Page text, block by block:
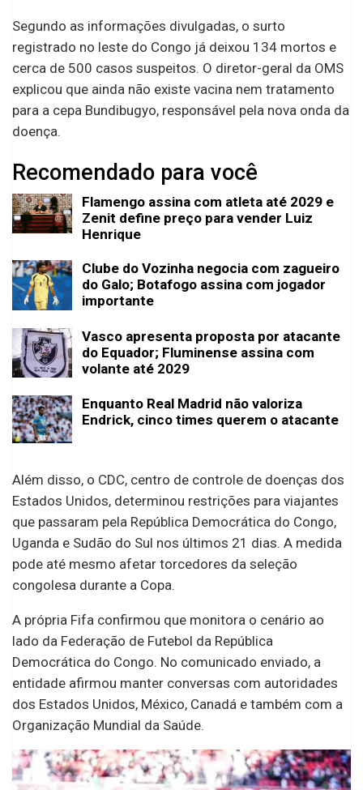
Segundo as informações divulgadas, o surto
registrado no leste do Congo já deixou 134 mortos e
cerca de 500 casos suspeitos. O diretor-geral da OMS
explicou que ainda não existe vacina nem tratamento
para a cepa Bundibugyo, responsável pela nova onda da
doença.
Recomendado para você
Flamengo assina com atleta até 2029 e
Zenit define preço para vender Luiz
Henrique
Clube do Vozinha negocia com zagueiro
do Galo; Botafogo assina com jogador
importante
Vasco apresenta proposta por atacante
do Equador; Fluminense assina com
volante até 2029
Enquanto Real Madrid não valoriza
Endrick, cinco times querem o atacante
Além disso, o CDC, centro de controle de doenças dos
Estados Unidos, determinou restrições para viajantes
que passaram pela República Democrática do Congo,
Uganda e Sudão do Sul nos últimos 21 dias. A medida
pode até mesmo afetar torcedores da seleção
congolesa durante a Copa.
A própria Fifa confirmou que monitora o cenário ao
lado da Federação de Futebol da República
Democrática do Congo. No comunicado enviado, a
entidade afirmou manter conversas com autoridades
dos Estados Unidos, México, Canadá e também com a
Organização Mundial da Saúde.